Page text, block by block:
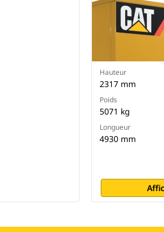
Hauteur
2317 mm
Poids
5071 kg
Longueur
4930 mm